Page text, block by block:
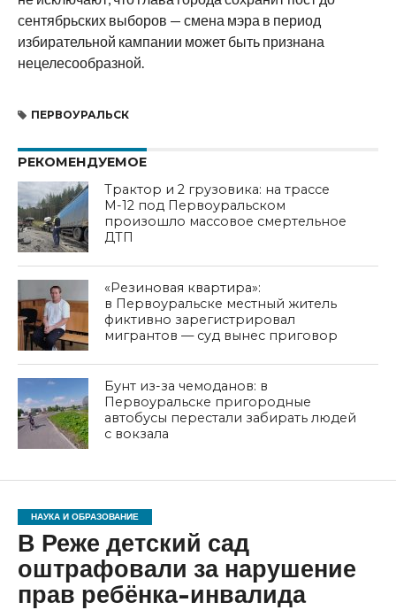
сентябрьских выборов — смена мэра в период
избирательной кампании может быть признана
нецелесообразной.
ПЕРВОУРАЛЬСК
РЕКОМЕНДУЕМОЕ
Трактор и 2 грузовика: на трассе
М-12 под Первоуральском
произошло массовое смертельное
ДТП
«Резиновая квартира»:
в Первоуральске местный житель
фиктивно зарегистрировал
мигрантов — суд вынес приговор
Бунт из-за чемоданов: в
Первоуральске пригородные
автобусы перестали забирать людей
с вокзала
НАУКА И ОБРАЗОВАНИЕ
В Реже детский сад
оштрафовали за нарушение
прав ребёнка-инвалида